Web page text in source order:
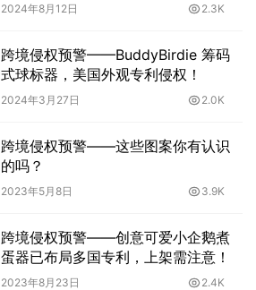
2024年8月12日 2.3K
跨境侵权预警——BuddyBirdie 筹码
式球标器，美国外观专利侵权！
2024年3月27日 2.0K
跨境侵权预警——这些图案你有认识
的吗？
2023年5月8日 3.9K
跨境侵权预警——创意可爱小企鹅煮
蛋器已布局多国专利，上架需注意！
2023年8月23日 2.4K